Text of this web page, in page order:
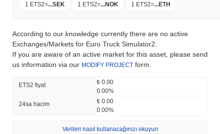
1 ETS2=...SEK 1 ETS2=...NOK 1 ETS2=...ETH
According to our knowledge currently there are no active
Exchanges/Markets for Euro Truck Simulator2.
If you are aware of an active market for this asset, please send
us information via our MODIFY PROJECT form.
ETS2 fiyat
₺ 0.00
0.00%
24sa hacim
₺ 0.00
0.00%
Verileri nasıl kullanacağınızı okuyun